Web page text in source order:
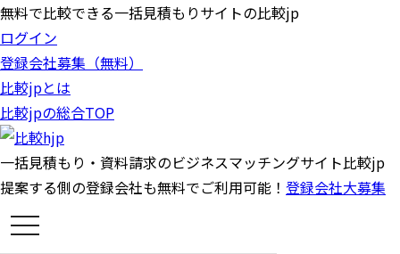
無料で比較できる一括見積もりサイトの比較jp
ログイン
登録会社募集（無料）
比較jpとは
比較jpの総合TOP
一括見積もり・資料請求のビジネスマッチングサイト比較jp
提案する側の登録会社も無料でご利用可能！ 登録会社大募集
t
o